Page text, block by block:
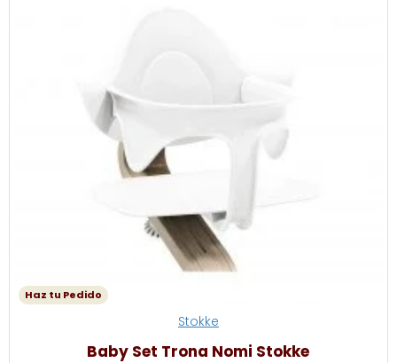
Haz tu Pedido
Stokke
Baby Set Trona Nomi Stokke